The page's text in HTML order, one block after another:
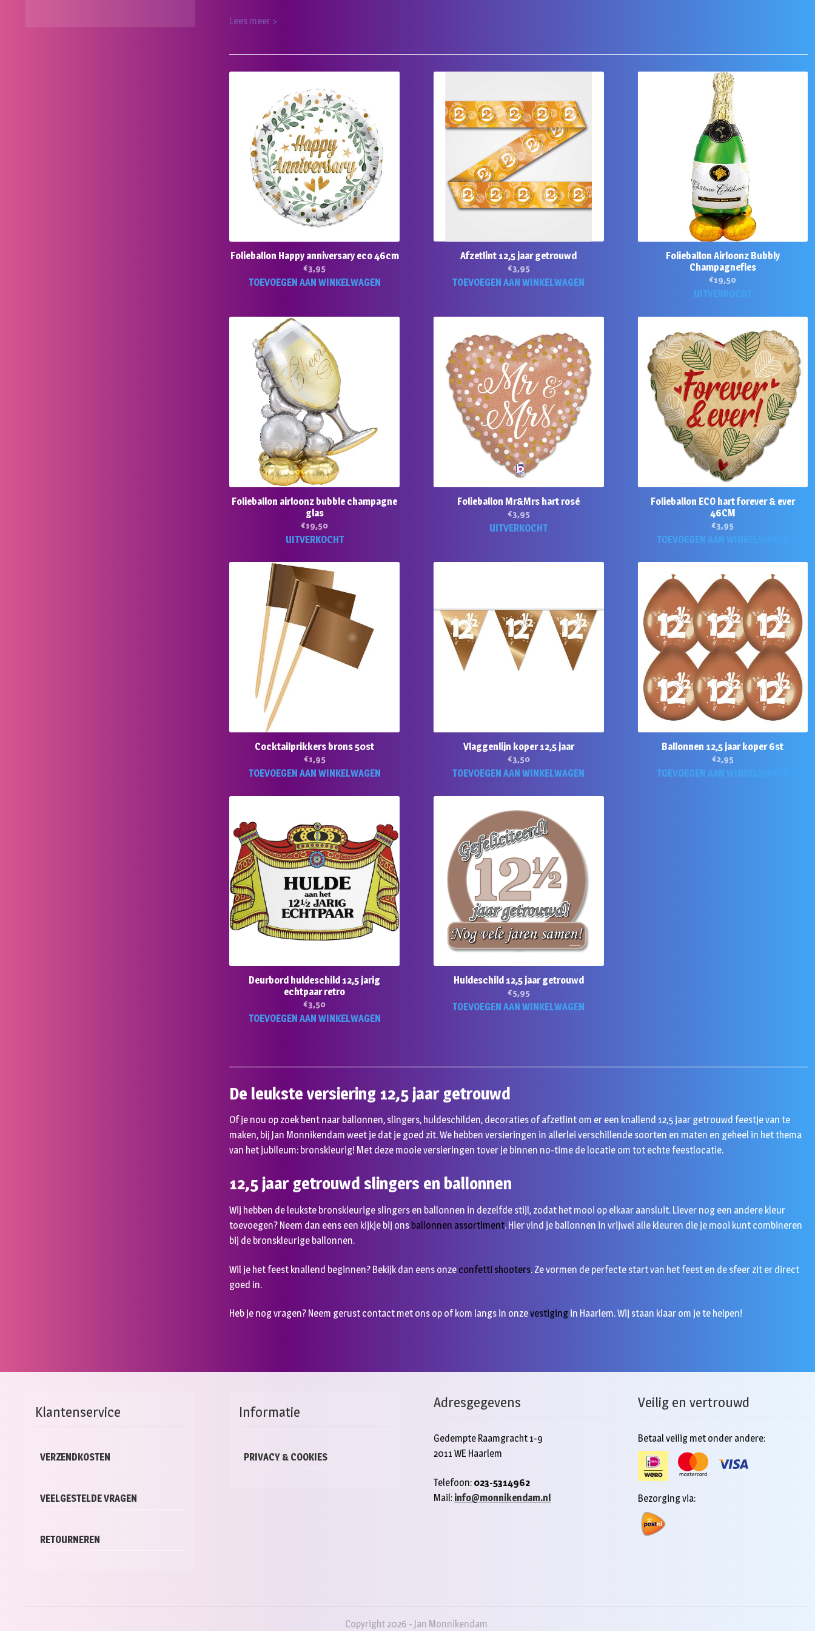
Lees meer >
Folieballon Happy anniversary eco 46cm
€3,95
TOEVOEGEN AAN WINKELWAGEN
Afzetlint 12,5 jaar getrouwd
€3,95
TOEVOEGEN AAN WINKELWAGEN
Folieballon Airloonz Bubbly
Champagnefles
€19,50
UITVERKOCHT
Folieballon airloonz bubble champagne
glas
€19,50
UITVERKOCHT
Folieballon Mr&Mrs hart rosé
€3,95
UITVERKOCHT
Folieballon ECO hart forever & ever
46CM
€3,95
TOEVOEGEN AAN WINKELWAGEN
Cocktailprikkers brons 50st
€1,95
TOEVOEGEN AAN WINKELWAGEN
Vlaggenlijn koper 12,5 jaar
€3,50
TOEVOEGEN AAN WINKELWAGEN
Ballonnen 12,5 jaar koper 6st
€2,95
TOEVOEGEN AAN WINKELWAGEN
Deurbord huldeschild 12,5 jarig
echtpaar retro
€3,50
TOEVOEGEN AAN WINKELWAGEN
Huldeschild 12,5 jaar getrouwd
€5,95
TOEVOEGEN AAN WINKELWAGEN
De leukste versiering 12,5 jaar getrouwd
Of je nou op zoek bent naar ballonnen, slingers, huldeschilden, decoraties of afzetlint om er een knallend 12,5 jaar getrouwd feestje van te
maken, bij Jan Monnikendam weet je dat je goed zit. We hebben versieringen in allerlei verschillende soorten en maten en geheel in het thema
van het jubileum: bronskleurig! Met deze mooie versieringen tover je binnen no-time de locatie om tot echte feestlocatie.
12,5 jaar getrouwd slingers en ballonnen
Wij hebben de leukste bronskleurige slingers en ballonnen in dezelfde stijl, zodat het mooi op elkaar aansluit. Liever nog een andere kleur
toevoegen? Neem dan eens een kijkje bij ons ballonnen assortiment. Hier vind je ballonnen in vrijwel alle kleuren die je mooi kunt combineren
bij de bronskleurige ballonnen.
Wil je het feest knallend beginnen? Bekijk dan eens onze confetti shooters. Ze vormen de perfecte start van het feest en de sfeer zit er direct
goed in.
Heb je nog vragen? Neem gerust contact met ons op of kom langs in onzevestiging in Haarlem. Wij staan klaar om je te helpen!
Klantenservice
VERZENDKOSTEN
VEELGESTELDE VRAGEN
RETOURNEREN
Informatie
PRIVACY & COOKIES
Adresgegevens
Gedempte Raamgracht 1-9
2011 WE Haarlem
Telefoon: 023-5314962
Mail: info@monnikendam.nl
Veilig en vertrouwd
Betaal veilig met onder andere:
Bezorging via:
Copyright 2026 - Jan Monnikendam